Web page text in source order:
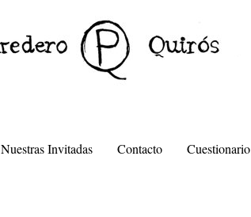
Nuestras Invitadas Contacto Cuestionario